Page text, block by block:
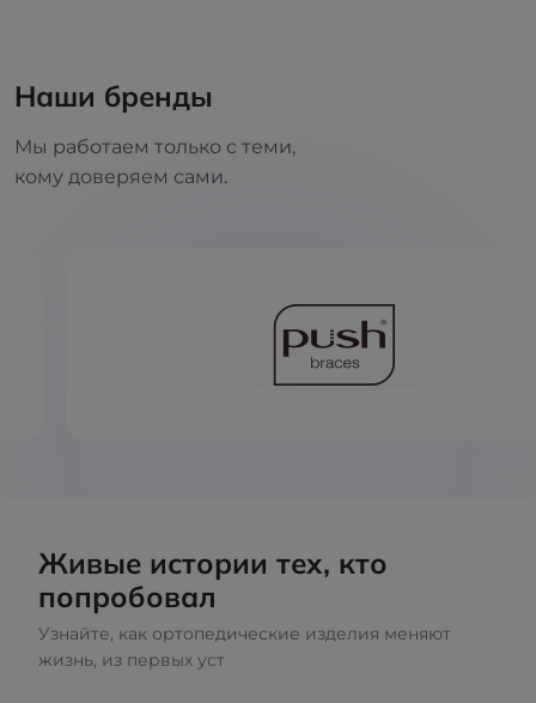
Наши бренды
Мы работаем только с теми,
кому доверяем сами.
Живые истории тех, кто
попробовал
Узнайте, как ортопедические изделия меняют
жизнь, из первых уст